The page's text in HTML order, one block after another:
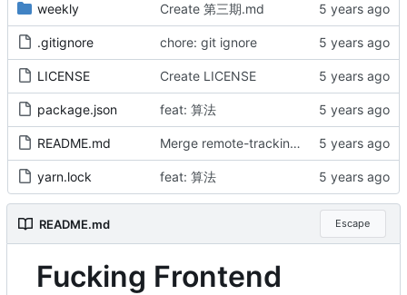
weekly Create 第三期.md
.gitignore chore: git ignore
LICENSE Create LICENSE
package.json feat: 算法
README.md Merge remote-tracking branch 'origin/main' into main
yarn.lock feat: 算法
README.md Escape
Fucking Frontend